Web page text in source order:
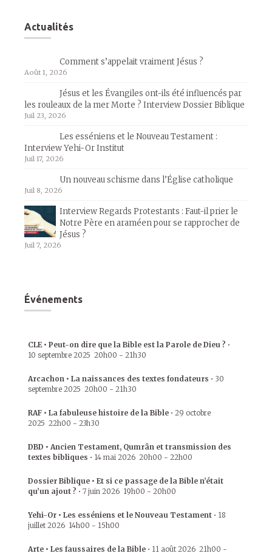
Actualités
Comment s’appelait vraiment Jésus ?
Août 1, 2026
Jésus et les Évangiles ont-ils été influencés par
les rouleaux de la mer Morte ? Interview Dossier Biblique
Juil 23, 2026
Les esséniens et le Nouveau Testament :
Interview Yehi-Or Institut
Juil 17, 2026
Un nouveau schisme dans l’Église catholique
Juil 8, 2026
Interview Regards Protestants : Faut-il prier le
Notre Père en araméen pour se rapprocher de
Jésus ?
Juil 7, 2026
Événements
CLE • Peut-on dire que la Bible est la Parole de Dieu ? •
10 septembre 2025 20h00 - 21h30
Arcachon • La naissances des textes fondateurs • 30
septembre 2025 20h00 - 21h30
RAF • La fabuleuse histoire de la Bible • 29 octobre
2025 22h00 - 23h30
DBD • Ancien Testament, Qumrân et transmission des
textes bibliques • 14 mai 2026 20h00 - 22h00
Dossier Biblique • Et si ce passage de la Bible n’était
qu’un ajout ? • 7 juin 2026 19h00 - 20h00
Yehi-Or • Les esséniens et le Nouveau Testament • 18
juillet 2026 14h00 - 15h00
Arte • Les faussaires de la Bible • 11 août 2026 21h00 -